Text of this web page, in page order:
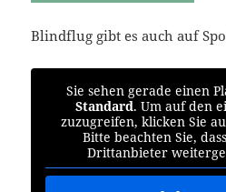
Blindflug gibt es auch auf
Sie sehen gerade einen
Standard. Um auf den
zuzugreifen, klicken Sie
Bitte beachten Sie,
Drittanbieter